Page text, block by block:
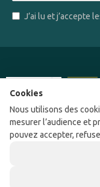
J’ai lu et j’accepte
dans le
fonds
Cookies
Nous utilisons des
mesurer l’audience et
pouvez accepter,